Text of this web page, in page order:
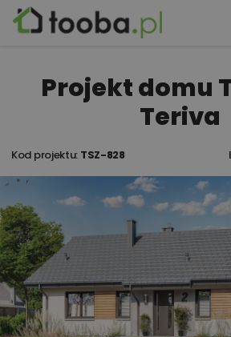
Projekt domu
Teriva
Kod projektu: TSZ-828